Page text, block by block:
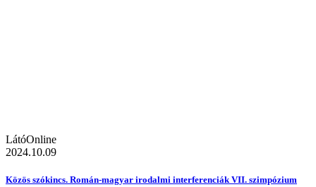
LátóOnline
2024.10.09
Közös szókincs. Román-magyar irodalmi interferenciák VII. szimpózium